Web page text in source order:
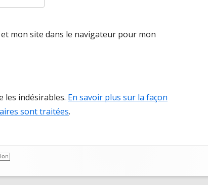
mon site dans le navigateur pour mon
les indésirables. En savoir plus sur la façon
sont traitées.